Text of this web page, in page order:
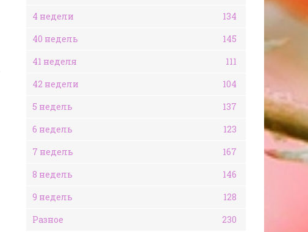
4 недели
134
40 недель
145
41 неделя
111
42 недели
104
5 недель
137
6 недель
123
7 недель
167
8 недель
146
9 недель
128
Разное
230